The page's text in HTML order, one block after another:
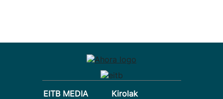
EITB MEDIA
Kirolak